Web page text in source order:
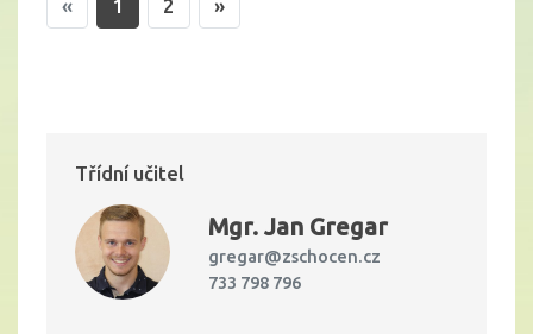
« 1 2 »
Třídní učitel
Mgr. Jan Gregar
gregar@zschocen.cz
733 798 796